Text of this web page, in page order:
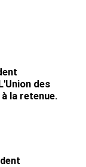
des
la retenue.